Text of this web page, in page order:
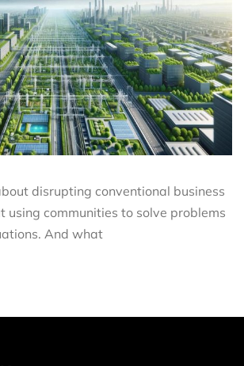
disrupting conventional business
using communities to solve problems
And what